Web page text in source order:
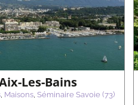
Les-Bains
, Maisons, Séminaire Savoie (73)
Maisons Séminaire Ardèche
(07)